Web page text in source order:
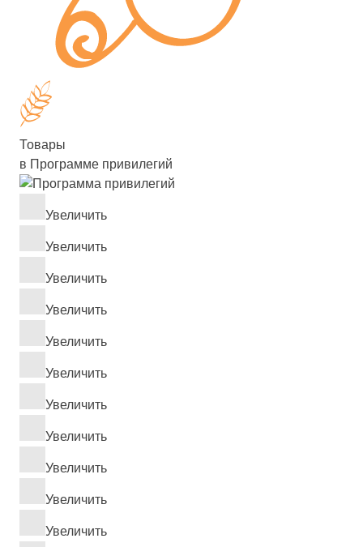
Товары
в Программе привилегий
Увеличить
Увеличить
Увеличить
Увеличить
Увеличить
Увеличить
Увеличить
Увеличить
Увеличить
Увеличить
Увеличить